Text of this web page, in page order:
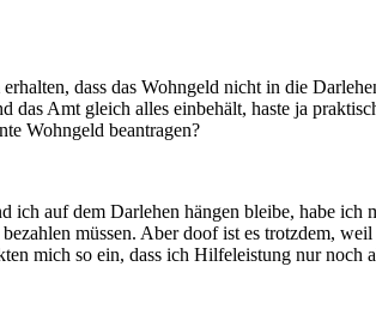
dass das Wohngeld nicht in die
Amt gleich alles einbehält, haste ja
Wohngeld beantragen?
auf dem Darlehen hängen bleibe, habe ich
müssen. Aber doof ist es trotzdem,
mich so ein, dass ich Hilfeleistung nur noch